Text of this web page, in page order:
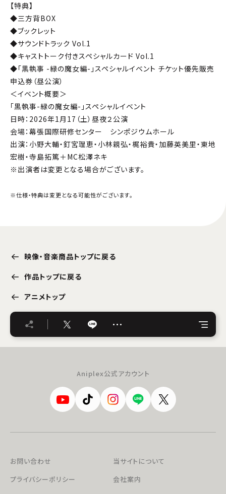
【特典】
◆三方背BOX
◆ブックレット
◆サウンドトラック Vol.1
◆キャストトーク付きスペシャルカード Vol.1
◆「黒執事 -緑の魔女編-」スペシャルイベント チケット優先販売
申込券（昼公演）
＜イベント概要＞
「黒執事-緑の魔女編-」スペシャルイベント
日時：2026年1月17（土）昼夜２公演
会場：幕張国際研修センター シンポジウムホール
出演：小野大輔・釘宮理恵・小林親弘・梶裕貴・加藤英美里・東地
宏樹・寺島拓篤＋MC松澤ネキ
※出演者は変更となる場合がございます。
※仕様・特典は変更となる可能性がございます。
映像・音楽商品トップに戻る
作品トップに戻る
アニメトップ
…
Aniplex公式アカウント
お問い合わせ
当サイトについて
プライバシーポリシー
会社案内